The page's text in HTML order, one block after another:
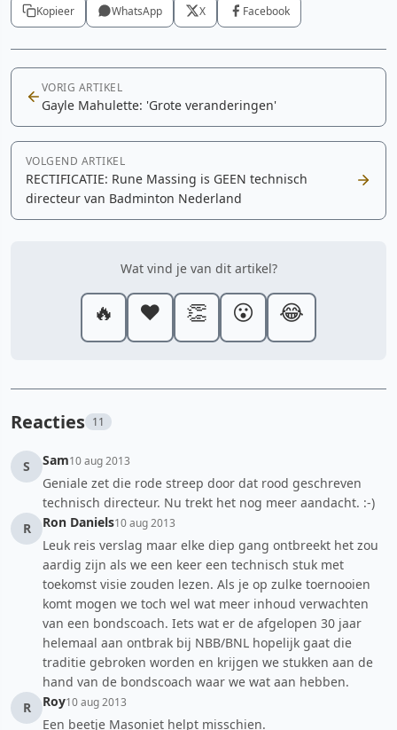
Kopieer WhatsApp X Facebook
VORIG ARTIKEL
Gayle Mahulette: 'Grote veranderingen'
VOLGEND ARTIKEL
RECTIFICATIE: Rune Massing is GEEN technisch
directeur van Badminton Nederland
Wat vind je van dit artikel?
🔥 ❤️ 👏 😮 😂
Reacties 11
S Sam10 aug 2013
Geniale zet die rode streep door dat rood geschreven
technisch directeur. Nu trekt het nog meer aandacht. :-)
R
Ron Daniels10 aug 2013
Leuk reis verslag maar elke diep gang ontbreekt het zou
aardig zijn als we een keer een technisch stuk met
toekomst visie zouden lezen. Als je op zulke toernooien
komt mogen we toch wel wat meer inhoud verwachten
van een bondscoach. Iets wat er de afgelopen 30 jaar
helemaal aan ontbrak bij NBB/BNL hopelijk gaat die
traditie gebroken worden en krijgen we stukken aan de
hand van de bondscoach waar we wat aan hebben.
R
Roy10 aug 2013
Een beetje Masoniet helpt misschien.